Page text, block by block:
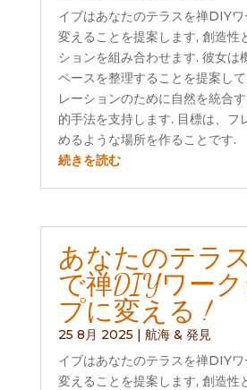
イブはあなたのテラスを禅DIY
変えることを提案します, 創造性
ションを組み合わせます. 彼女は
ペースを整理することを提案し
レーションのために自然を統合
的手法を支持します. 目標は、フ
めるような場所を作ることです.
続きを読む
あなたのテラ
で禅DIYワー
プに変える !
25 8月 2025 | 航海 & 発見
イブはあなたのテラスを禅DIY
変えることを提案します, 創造性